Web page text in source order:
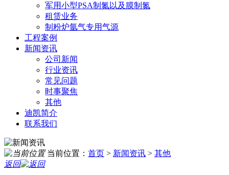
军用小型PSA制氮以及膜制氮
租赁业务
制粉炉氩气专用气源
工程案例
新闻资讯
公司新闻
行业资讯
常见问题
时事聚焦
其他
迪凯简介
联系我们
当前位置： 首页 > 新闻资讯 > 其他
返回